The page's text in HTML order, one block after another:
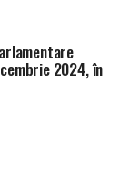
2024, în